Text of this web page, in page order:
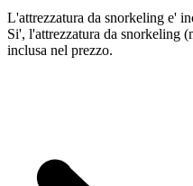
L'attrezzatura da snorkeling e'
Si', l'attrezzatura da snorkeling
inclusa nel prezzo.